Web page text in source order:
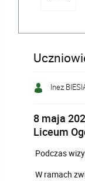
Inez
8 maja
Liceum
Podczas
W ramach